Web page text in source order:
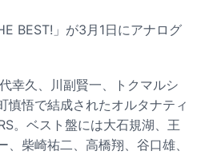
BEST!」が3月1日にアナログ
幸久、川副賢一、トクマルシ
慎悟で結成されたオルタナティ
。ベスト盤には大石規湖、王
柴崎祐二、高橋翔、谷口雄、